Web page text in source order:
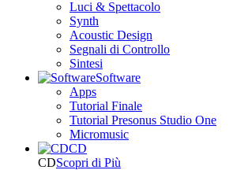
Luci & Spettacolo
Synth
Acoustic Design
Segnali di Controllo
Sintesi
Software
Apps
Tutorial Finale
Tutorial Presonus Studio One
Micromusic
CD
CDScopri di Più